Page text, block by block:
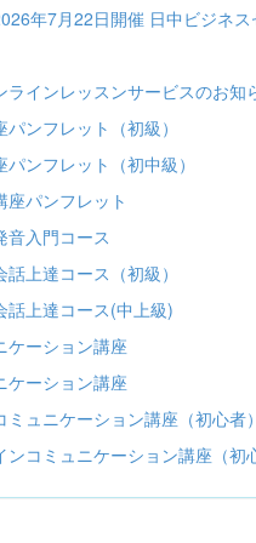
年7月22日開催 日中ビジネ
ラインレッスンサービスのお知
ンフレット（初級）
ンフレット（初中級）
座パンフレット
音入門コース
上達コース（初級）
話上達コース(中上級)
ケーション講座
ケーション講座
ュニケーション講座（初心者）
コミュニケーション講座（初